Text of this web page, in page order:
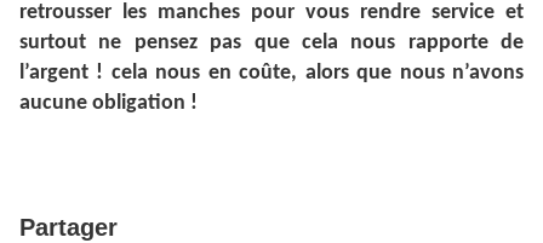
retrousser les manches pour vous rendre service et
surtout ne pensez pas que cela nous rapporte de
l’argent ! cela nous en coûte, alors que nous n’avons
aucune obligation !
Partager